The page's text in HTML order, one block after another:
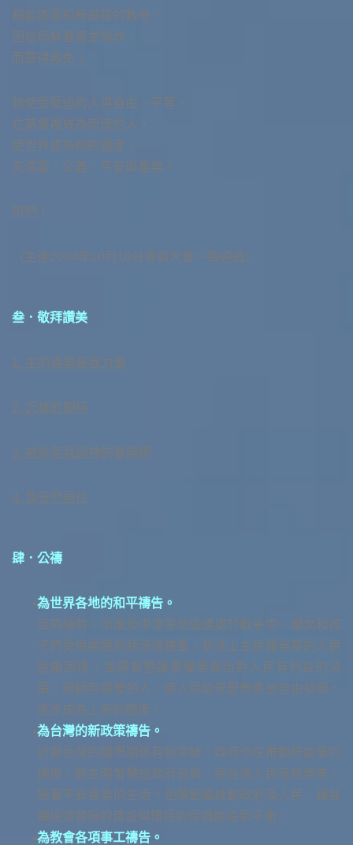
都能依靠耶穌基督的救恩，
因信耶穌基督並悔改，
而罪得赦免；
祂使受壓迫的人得自由、平等，
在基督裡成為新造的人，
使世界成為祂的國度，
充滿愛、公義、平安與喜樂。
阿們！
（主後2004年10月10日會員大會一致通過）
叁．敬拜讚美
1. 主的喜樂是我力量
2. 怎樣的期待
3. 誰能使我與神的愛隔絕
4. 我安然居住
肆．公禱
為世界各地的和平禱告。
目前緬甸，印度及中東等地區還處於戰爭中，婦女和孩
子們受傷挨餓的狀況很嚴重。祈求上主保護無辜的人民
脫離困境，並賜智慧讓掌權者做出對人民有利益的決
策，照顧有需要的人，使人民能安居樂業並自由發展，
逐步成為上帝的國度。
為台灣的新政策禱告。
近期台灣的國際關係有些突破，政府也在推動綠能量的
擴展。願主賜智慧給政府官員，使台灣人民安居樂業，
過著平安喜樂的生活。也願聖靈感動政府及人民，讓各
種經濟發展的建設與環境的保護能得到平衡。
為教會各項事工禱告。